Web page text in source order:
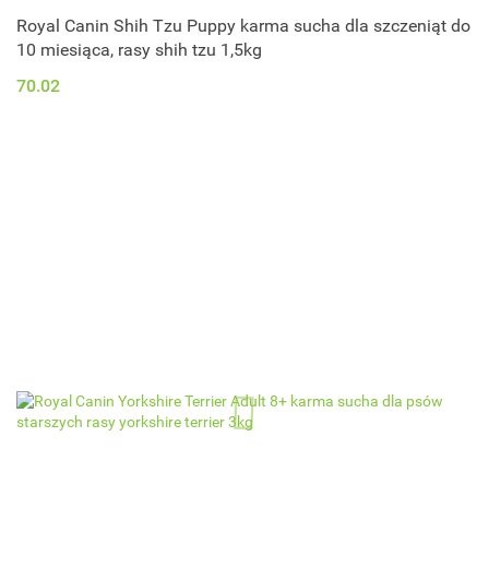
Royal Canin Shih Tzu Puppy karma sucha dla szczeniąt do
10 miesiąca, rasy shih tzu 1,5kg
70.02